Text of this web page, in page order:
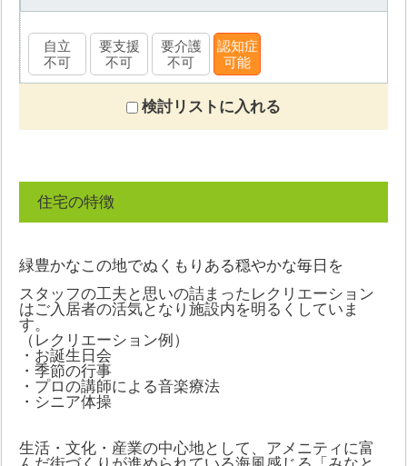
自立
不可
要支援
不可
要介護
不可
認知症
可能
検討リストに入れる
住宅の特徴
緑豊かなこの地でぬくもりある穏やかな毎日を
スタッフの工夫と思いの詰まったレクリエーション
はご入居者の活気となり施設内を明るくしていま
す。
（レクリエーション例）
・お誕生日会
・季節の行事
・プロの講師による音楽療法
・シニア体操
生活・文化・産業の中心地として、アメニティに富